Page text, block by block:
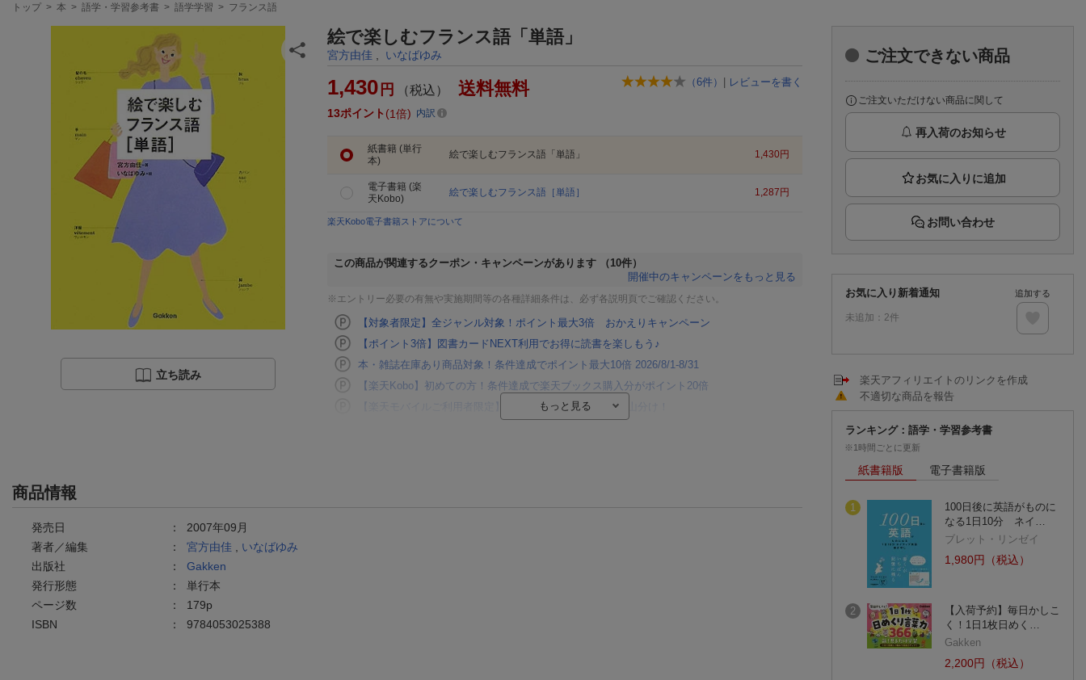
楽天チケット
エンタメニュース
推し楽
現
トップ > 本 > 語学・学習参考書 > 語学学習 > フランス語
立ち読み
絵で楽しむフランス語「単語」
宮方由佳 いなばゆみ
（6件） | レビューを書く
1,430 円 （税込） 送料無料
13ポイント 1倍 内訳
紙書籍 (単行
本)
絵で楽しむフランス語「単語」 1,430円
電子書籍 (楽
天Kobo)
絵で楽しむフランス語［単語］ 1,287 円
楽天Kobo電子書籍ストアについて
この商品が関連するクーポン・キャンペーンがあります
（10件）
開催中のキャンペーンをもっと見る
※エントリー必要の有無や実施期間等の各種詳細条件は、必ず各説明頁でご確認ください。
【対象者限定】全ジャンル対象！ポイント最大3倍 おかえりキャンペーン
【ポイント3倍】図書カードNEXT利用でお得に読書を楽しもう♪
本・雑誌在庫あり商品対象！条件達成でポイント最大10倍 2026/8/1-8/31
【楽天Kobo】初めての方！条件達成で楽天ブックス購入分がポイント20倍
【楽天モバイルご利用者限定】条件達成で100万ポイント山分け！
商品情報
発売日 ： 2007年09月
著者／編集
： 宮方由佳
いなばゆみ
出版社
： Gakken
発行形態
： 単行本
ページ数
： 179p
ISBN
： 9784053025388
ご注文できない商品
ご注文いただけない商品に関して
再入荷のお知らせ
お問い合わせ
お気に入り新着通知
未追加： 2件
追加する
楽天アフィリエイトのリンクを作成
不適切な商品を報告
ランキング：語学・学習参考書
※1時間ごとに更新
紙書籍版 電子書籍版
1
100日後に英語がものに
なる1日10分 ネイ…
ブレット・リンゼイ
1,980円（税込）
2
【入荷予約】毎日かしこ
く！1日1枚日めく…
Gakken
2,200円（税込）